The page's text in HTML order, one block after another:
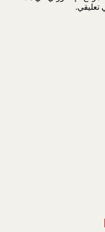
تعليقي.